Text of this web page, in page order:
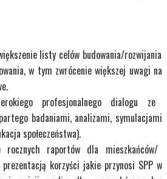
listy celów budowania/rozwijania
w tym zwrócenie większej uwagi na
profesjonalnego dialogu ze
badaniami, analizami, symulacjami
społeczeństwa).
rocznych raportów dla mieszkańców/
prezentacją korzyści jakie przynosi SPP w